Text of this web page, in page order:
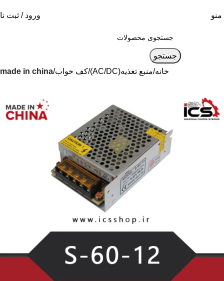
منو ورود / ثبت
جستجو
خانه منبع تغذیه(AC/DC) کف خواب made in china